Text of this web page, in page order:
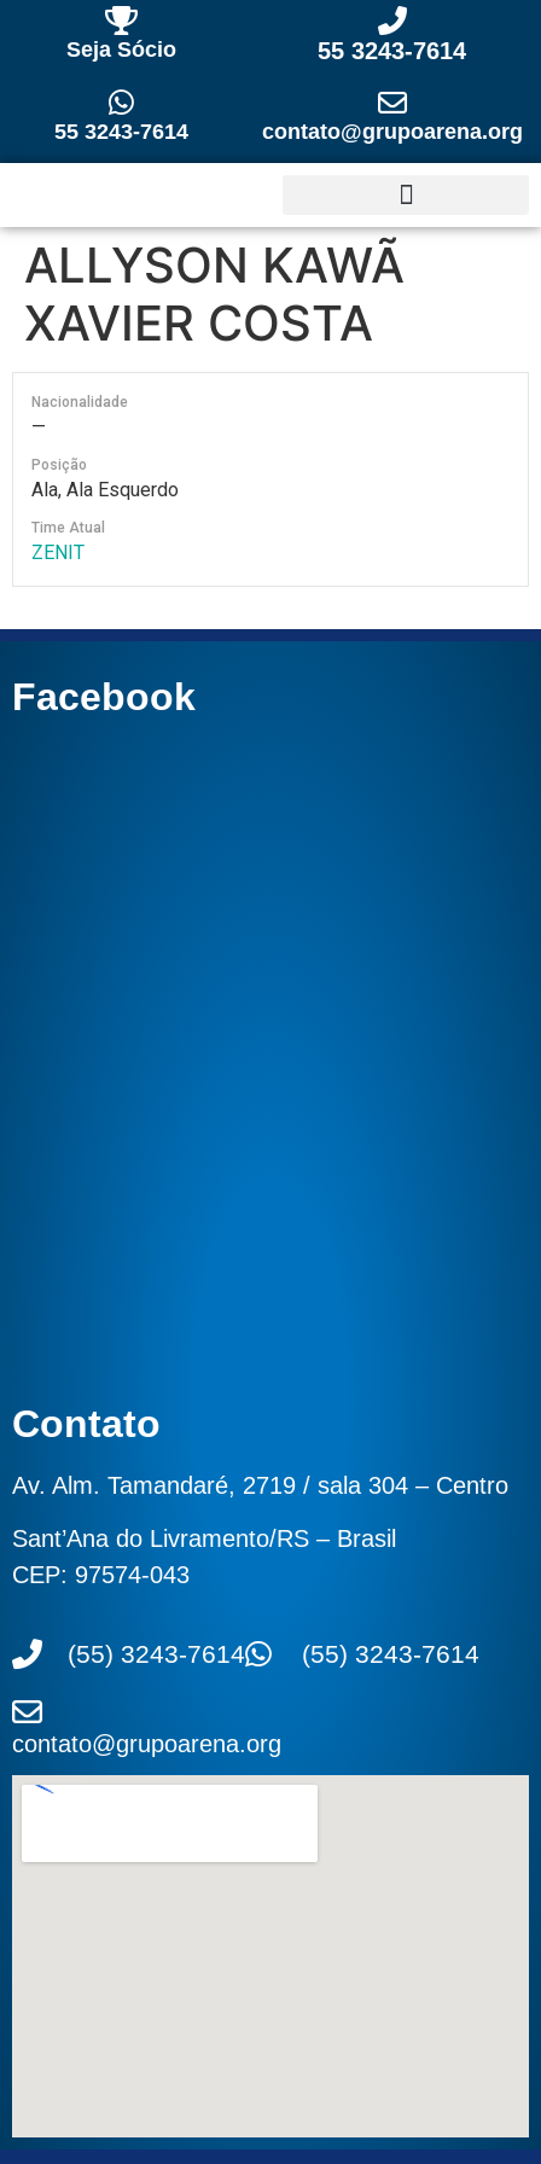
Seja Sócio 55 3243-7614
55 3243-7614 contato@grupoarena.org
ALLYSON KAWÃ
XAVIER COSTA
Nacionalidade
—
Posição
Ala, Ala Esquerdo
Time Atual
ZENIT
Facebook
Contato
Av. Alm. Tamandaré, 2719 / sala 304 – Centro
Sant’Ana do Livramento/RS – Brasil
CEP: 97574-043
(55) 3243-7614 (55) 3243-7614
contato@grupoarena.org